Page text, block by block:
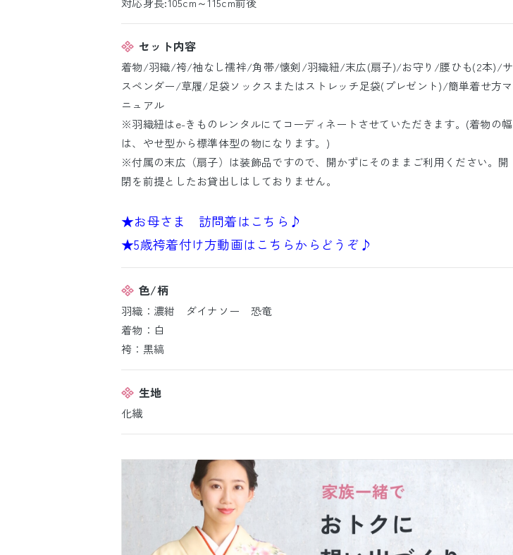
セット内容
着物/羽織/袴/袖なし襦袢/角帯/懐剣/羽織紐/末広(扇子)/お守り/腰ひも(2本)/サ
スペンダー/草履/足袋ソックスまたはストレッチ足袋(プレゼント)/簡単着せ方マ
ニュアル
※羽織紐はe-きものレンタルにてコーディネートさせていただきます。(着物の幅
は、やせ型から標準体型の物になります。)
※付属の末広（扇子）は装飾品ですので、開かずにそのままご利用ください。開
閉を前提としたお貸出しはしておりません。
★お母さま 訪問着はこちら♪
★5歳袴着付け方動画はこちらからどうぞ♪
色/柄
羽織：濃紺 ダイナソー 恐竜
着物：白
袴：黒縞
生地
化繊